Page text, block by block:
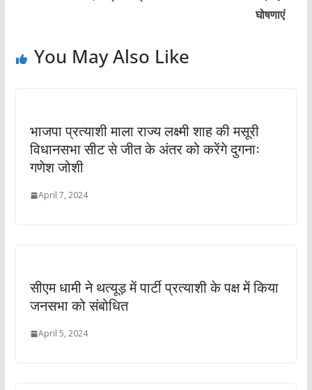
घोषणाएं
You May Also Like
भाजपा प्रत्याशी माला राज्य लक्ष्मी शाह की मसूरी
विधानसभा सीट से जीत के अंतर को करेंगे दुगनाः
गणेश जोशी
April 7, 2024
सीएम धामी ने थत्यूड़ में पार्टी प्रत्याशी के पक्ष में किया
जनसभा को संबोधित
April 5, 2024